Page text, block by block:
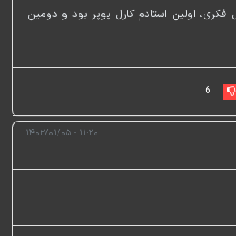
فکری، اولین استادم کارل پوپر بود و دومین
6
۱۱:۲۰ - ۱۴۰۲/۰۱/۰۵